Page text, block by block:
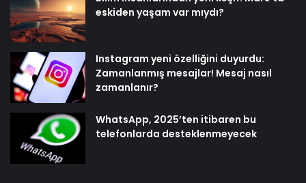
eskiden yaşam var mıydı?
Instagram yeni özelliğini duyurdu:
Zamanlanmış mesajlar! Mesaj nasıl
zamanlanır?
WhatsApp, 2025’ten itibaren bu
telefonlarda desteklenmeyecek